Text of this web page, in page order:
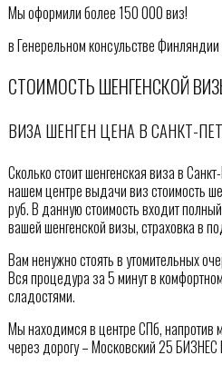
Мы оформили более 150 000 виз!
в Генерельном консульстве Финляндии
СТОИМОСТЬ ШЕНГЕНСКОЙ
ВИЗА ШЕНГЕН ЦЕНА В САНКТ-
Сколько стоит шенгенская виза в
нашем центре выдачи виз стоимость
руб. В данную стоимость входит
вашей шенгенской визы, страховка в
Вам ненужно стоять в утомительных
Вся процедура за 5 минут в
сладостями.
Мы находимся в центре СПб, напротив
через дорогу – Московский 25